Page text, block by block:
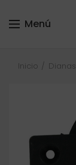
Menú
Inicio Dianas